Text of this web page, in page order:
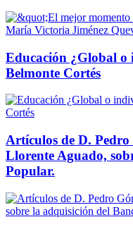
Educación ¿Global
Belmonte Cortés
Artículos de D.
Llorente Aguado,
Popular.